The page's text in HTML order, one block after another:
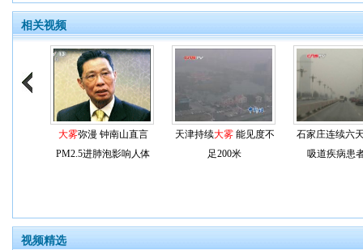
相关视频
大雾弥漫 钟南山直言
PM2.5进肺泡影响人体
天津持续大雾能见度不
足200米
石家庄连续六
吸道疾病患
视频精选